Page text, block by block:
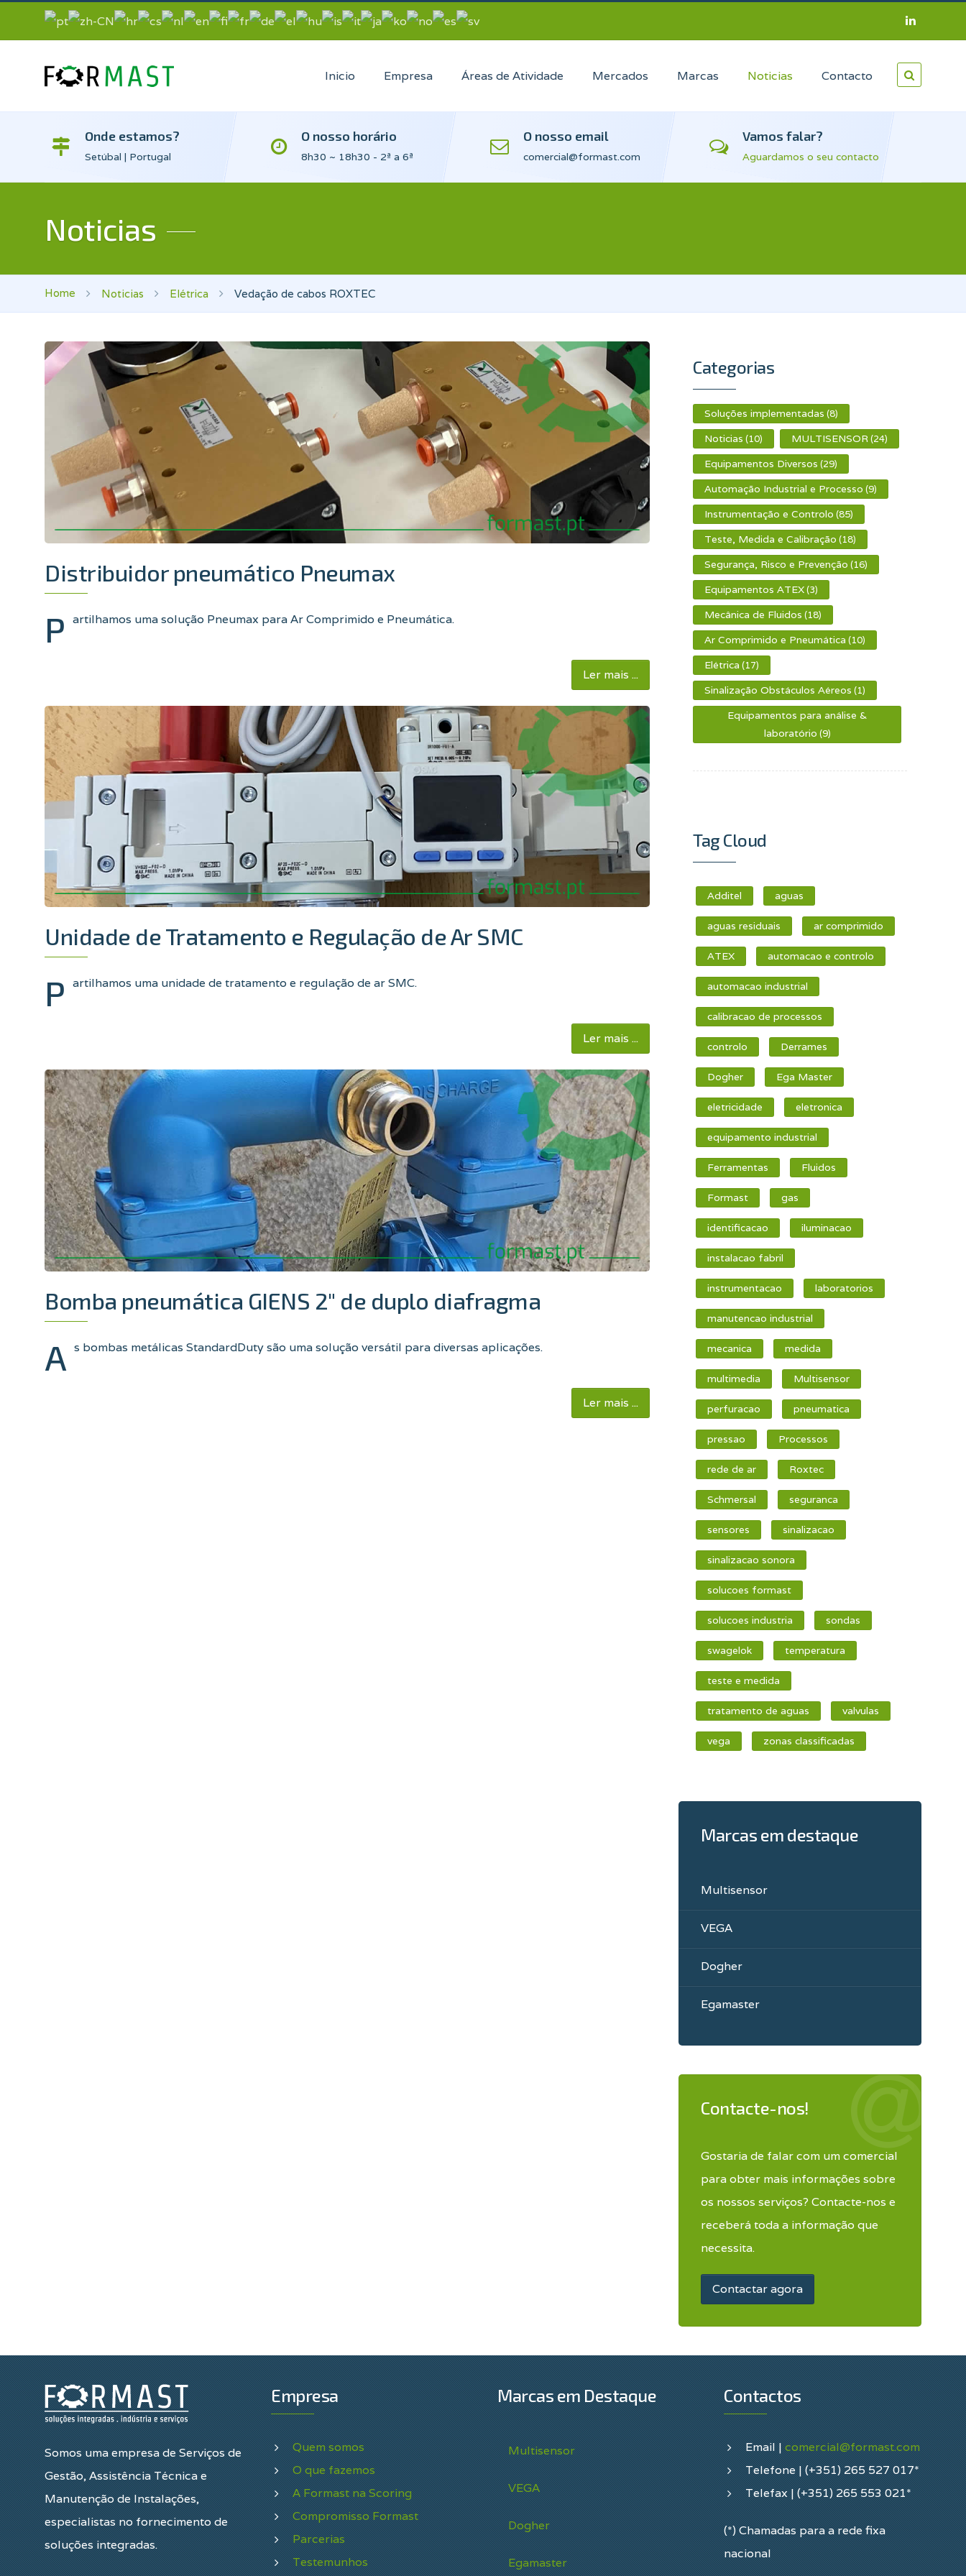
Inicio Empresa Áreas de Atividade Mercados Marcas Noticias Contacto
Onde estamos?
Setúbal | Portugal
O nosso horário
8h30 ~ 18h30 - 2ª a 6ª
O nosso email
comercial@formast.com
Vamos falar?
Aguardamos o seu contacto
Noticias
Home Noticias Elétrica Vedação de cabos ROXTEC
Distribuidor pneumático Pneumax
P artilhamos uma solução Pneumax para Ar Comprimido e Pneumática.
Ler mais ...
Unidade de Tratamento e Regulação de Ar SMC
P artilhamos uma unidade de tratamento e regulação de ar SMC.
Ler mais ...
Bomba pneumática GIENS 2" de duplo diafragma
A s bombas metálicas StandardDuty são uma solução versátil para diversas aplicações.
Ler mais ...
Categorias
Soluções implementadas (8)
Noticias (10) MULTISENSOR(24)
Equipamentos Diversos (29)
Automação Industrial e Processo (9)
Instrumentação e Controlo (85)
Teste, Medida e Calibração (18)
Segurança, Risco e Prevenção (16)
Equipamentos ATEX(3)
Mecânica de Fluidos (18)
Ar Comprimido e Pneumática (10)
Elétrica (17)
Sinalização Obstáculos Aéreos (1)
Equipamentos para análise &
laboratório (9)
Tag Cloud
Additel aguas
aguas residuais ar comprimido
ATEX automacao e controlo
automacao industrial
calibracao de processos
controlo Derrames
Dogher Ega Master
eletricidade eletronica
equipamento industrial
Ferramentas Fluidos
Formast gas
identificacao iluminacao
instalacao fabril
instrumentacao laboratorios
manutencao industrial
mecanica medida
multimedia Multisensor
perfuracao pneumatica
pressao Processos
rede de ar Roxtec
Schmersal seguranca
sensores sinalizacao
sinalizacao sonora
solucoes formast
solucoes industria sondas
swagelok temperatura
teste e medida
tratamento de aguas valvulas
vega zonas classificadas
Marcas em destaque
Multisensor
VEGA
Dogher
Egamaster
Contacte-nos!
Gostaria de falar com um comercial
para obter mais informações sobre
os nossos serviços? Contacte-nos e
receberá toda a informação que
necessita.
Contactar agora
Somos uma empresa de Serviços de
Gestão, Assistência Técnica e
Manutenção de Instalações,
especialistas no fornecimento de
soluções integradas.
Empresa
Quem somos
O que fazemos
A Formast na Scoring
Compromisso Formast
Parcerias
Testemunhos
Marcas em Destaque
Multisensor
VEGA
Dogher
Egamaster
Contactos
Email | comercial@formast.com
Telefone | (+351) 265 527 017*
Telefax | (+351) 265 553 021*
(*) Chamadas para a rede fixa
nacional